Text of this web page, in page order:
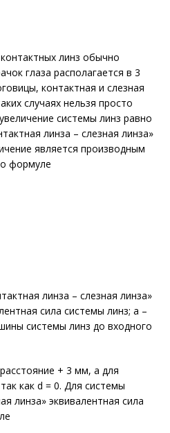
линз обычно
глаза располагается в 3
контактная и слезная
случаях нельзя просто
системы линз равно
линза – слезная линза»
является производным
формуле
линза – слезная линза»
сила системы линз; a –
системы линз до входного
+ 3 мм, а для
как d = 0. Для системы
линза» эквивалентная сила